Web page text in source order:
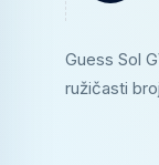
Guess Sol
ružičasti